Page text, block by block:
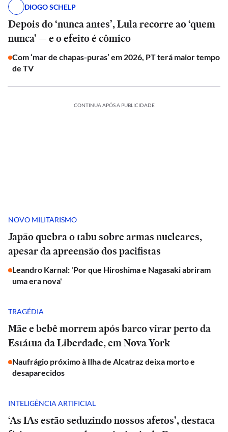
DIOGO SCHELP
Depois do ‘nunca antes’, Lula recorre ao ‘quem
nunca’ — e o efeito é cômico
Com ‘mar de chapas-puras’ em 2026, PT terá maior tempo
de TV
CONTINUA APÓS A PUBLICIDADE
NOVO MILITARISMO
Japão quebra o tabu sobre armas nucleares,
apesar da apreensão dos pacifistas
Leandro Karnal: 'Por que Hiroshima e Nagasaki abriram
uma era nova'
TRAGÉDIA
Mãe e bebê morrem após barco virar perto da
Estátua da Liberdade, em Nova York
Naufrágio próximo à Ilha de Alcatraz deixa morto e
desaparecidos
INTELIGÊNCIA ARTIFICIAL
‘As IAs estão seduzindo nossos afetos’, destaca